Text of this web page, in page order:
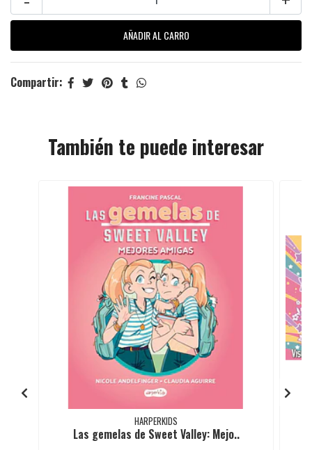
Compartir:
También te puede interesar
HARPERKIDS
Las gemelas de Sweet Valley: Mejo..